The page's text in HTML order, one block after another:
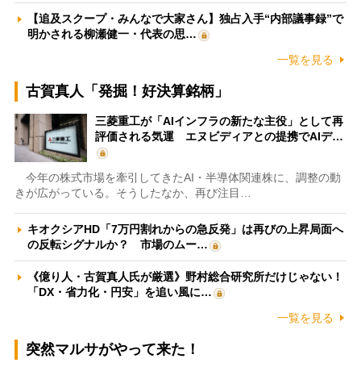
【追及スクープ・みんなで大家さん】独占入手“内部議事録”で
明かされる柳瀬健一・代表の思…
一覧を見る
古賀真人「発掘！好決算銘柄」
三菱重工が「AIインフラの新たな主役」として再
評価される気運 エヌビディアとの提携でAIデ…
今年の株式市場を牽引してきたAI・半導体関連株に、調整の動
きが広がっている。そうしたなか、再び注目…
キオクシアHD「7万円割れからの急反発」は再びの上昇局面へ
の反転シグナルか？ 市場のムー…
《億り人・古賀真人氏が厳選》野村総合研究所だけじゃない！
「DX・省力化・円安」を追い風に…
一覧を見る
突然マルサがやって来た！